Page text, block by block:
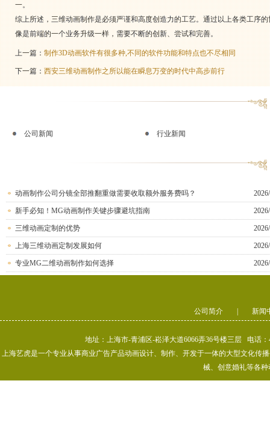
一。
综上所述，三维动画制作是必须严谨和高度创造力的工艺。通过以上各类工序
像是前端的一个业务升级一样，需要不断的创新、尝试和完善。
上一篇：制作3D动画软件有很多种,不同的软件功能和特点也不尽相同
下一篇：西安三维动画制作之所以能在瞬息万变的时代中高步前行
公司新闻 行业新闻
动画制作公司分镜全部推翻重做需要收取额外服务费吗？
新手必知！MG动画制作关键步骤避坑指南
三维动画定制的优势
上海三维动画定制发展如何
专业MG二维动画制作如何选择
公司简介 新闻
地址：上海市-青浦区-崧泽大道6066弄36号楼三层 电话
上海艺虎是一个专业从事商业广告产品动画设计、制作、开发于一体的大型文化传
械、创意婚礼等各